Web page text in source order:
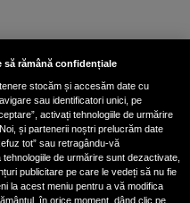
Alberto Guță și
după ce au plecat din
Balaban: „Noi
o casă cu două-trei
achiziție după
să rămână confidențiale
stocăm și accesăm date cu
sau identificatori unici, pe
activați tehnologiile de urmărire
și partenerii noștri prelucrăm date
tot” sau retragându-vă
de urmărire sunt dezactivate,
publicitare pe care le vedeți să nu fie
la acest meniu pentru a vă modifica
în orice moment, dând clic pe